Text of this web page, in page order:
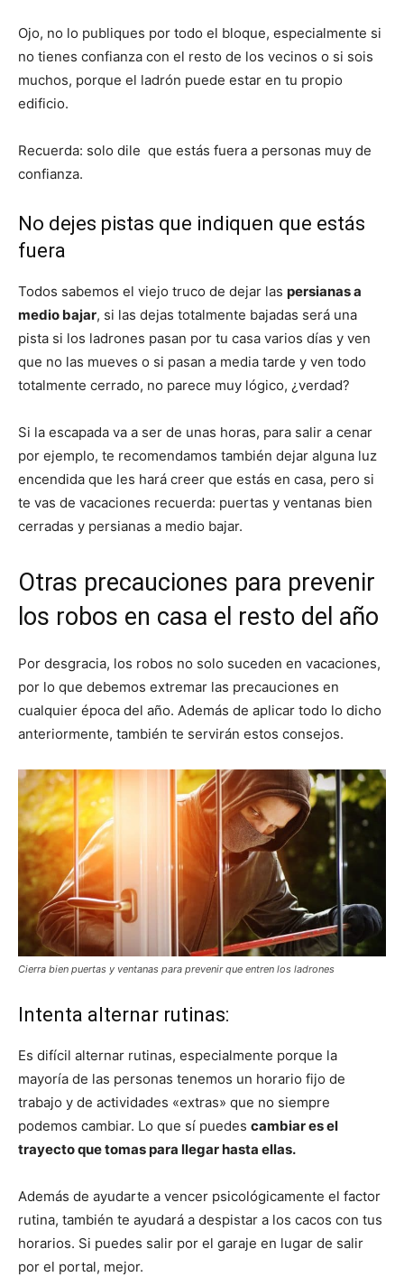
Ojo, no lo publiques por todo el bloque, especialmente si
no tienes confianza con el resto de los vecinos o si sois
muchos, porque el ladrón puede estar en tu propio
edificio.
Recuerda: solo dile que estás fuera a personas muy de
confianza.
No dejes pistas que indiquen que estás
fuera
Todos sabemos el viejo truco de dejar las persianas a
medio bajar, si las dejas totalmente bajadas será una
pista si los ladrones pasan por tu casa varios días y ven
que no las mueves o si pasan a media tarde y ven todo
totalmente cerrado, no parece muy lógico, ¿verdad?
Si la escapada va a ser de unas horas, para salir a cenar
por ejemplo, te recomendamos también dejar alguna luz
encendida que les hará creer que estás en casa, pero si
te vas de vacaciones recuerda: puertas y ventanas bien
cerradas y persianas a medio bajar.
Otras precauciones para prevenir
los robos en casa el resto del año
Por desgracia, los robos no solo suceden en vacaciones,
por lo que debemos extremar las precauciones en
cualquier época del año. Además de aplicar todo lo dicho
anteriormente, también te servirán estos consejos.
Cierra bien puertas y ventanas para prevenir que entren los ladrones
Intenta alternar rutinas:
Es difícil alternar rutinas, especialmente porque la
mayoría de las personas tenemos un horario fijo de
trabajo y de actividades «extras» que no siempre
podemos cambiar. Lo que sí puedes cambiar es el
trayecto que tomas para llegar hasta ellas.
Además de ayudarte a vencer psicológicamente el factor
rutina, también te ayudará a despistar a los cacos con tus
horarios. Si puedes salir por el garaje en lugar de salir
por el portal, mejor.